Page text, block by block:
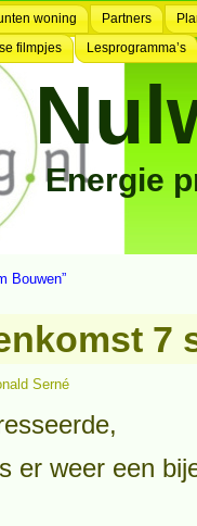
woning Partners
filmpjes Lesprogramma’s
Energie
Bouwen”
7
Serné
er weer een